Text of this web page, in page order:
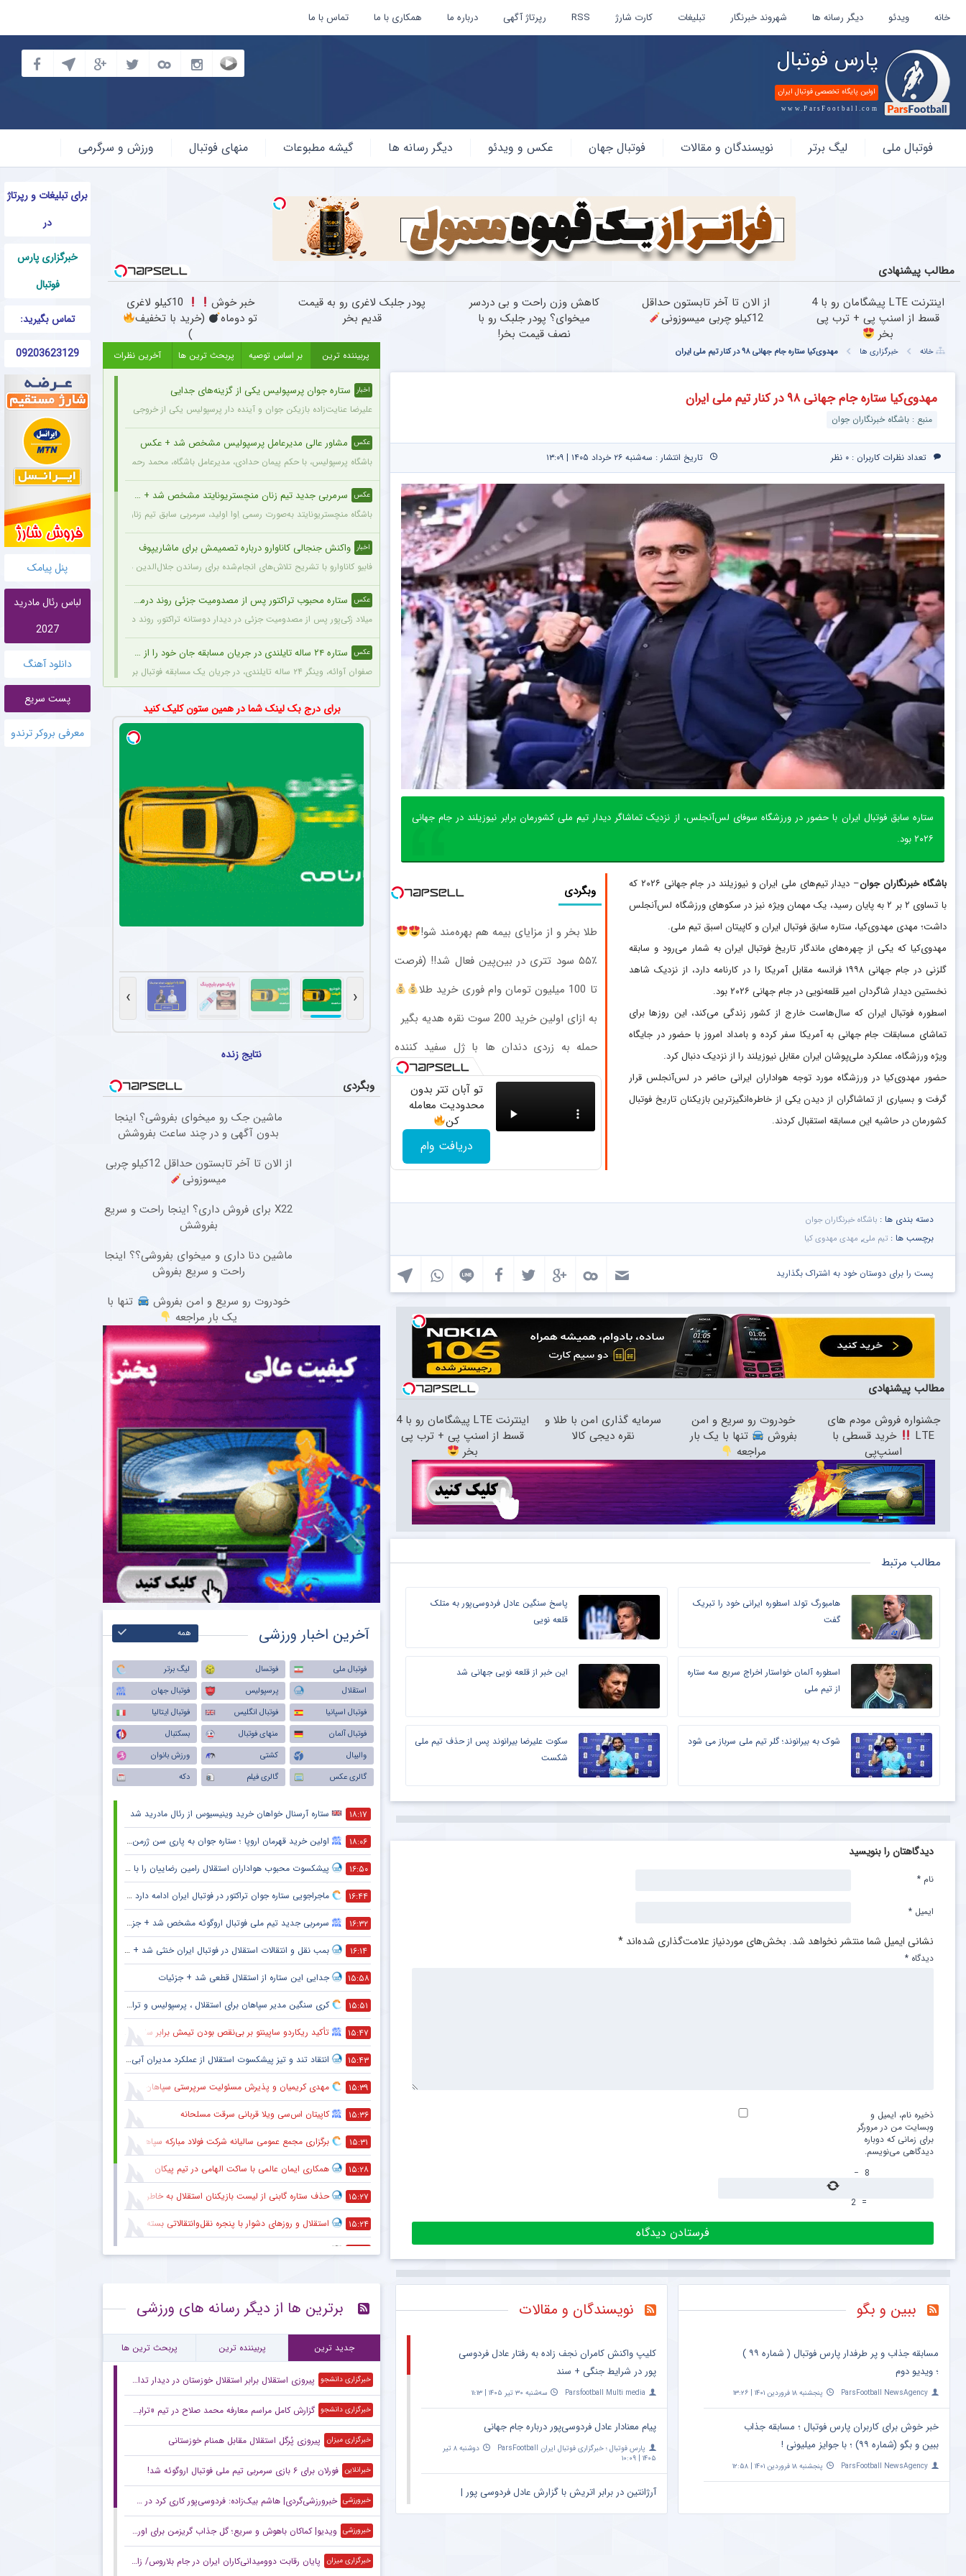
خانه ویدئو دیگر رسانه ها شهروند خبرنگار تبلیغات کارت شارژ RSS رپرتاژ آگهی درباره ما همکاری با ما تماس با ما
پارس فوتبال
اولین پایگاه تخصصی فوتبال ایران
www.ParsFootball.com
فوتبال
فوتبال ملی لیگ برتر نویسندگان و مقالات فوتبال جهان عکس و ویدئو دیگر رسانه ها گیشه مطبوعات منهای فوتبال ورزش و سرگرمی
برای تبلیغات و رپرتاژ
در
خبرگزاری پارس
فوتبال
تماس بگیرید:
09203623129
پنل پیامک
لباس رئال مادرید
2027
دانلود آهنگ
پست سریع
معرفی بروکر ترندو
مطالب پیشنهادی
اینترنت LTE پیشگامان رو با 4
قسط از اسنپ پی + ترب پی
بخر
از الان تا آخر تابستون حداقل
12کیلو چربی میسوزونی
کاهش وزن راحت و بی دردسر
میخوای؟ پودر جلبک رو با
نصف قیمت بخر!
پودر جلبک لاغری رو به قیمت
قدیم بخر
خبر خوش
10کیلو لاغری
تو دوماه
(خرید با تخفیف
)
خانه خبرگزاری ها مهدوی‌کیا ستاره جام جهانی ۹۸ در کنار تیم ملی ایران
مهدوی‌کیا ستاره جام جهانی ۹۸ در کنار تیم ملی ایران
منبع : باشگاه خبرنگاران جوان
تعداد نظرات کاربران : ۰ نظر تاریخ انتشار : سه‌شنبه ۲۶ خرداد ۱۴۰۵ | ۱۳:۰۹
ستاره سابق فوتبال ایران با حضور در ورزشگاه سوفای لس‌آنجلس، از نزدیک تماشاگر دیدار تیم ملی کشورمان برابر نیوزیلند در جام جهانی
۲۰۲۶ بود.
وبگردی
طلا بخر و از مزایای بیمه هم بهره‌مند شو!
۵۵٪ سود تتری در بین‌پین فعال شد!! (فرصت
تا 100 میلیون تومان وام فوری خرید طلا
به ازای اولین خرید 200 سوت نقره هدیه بگیر
حمله به زردی دندان ها با ژل سفید کننده
تو آبان تتر بدون
محدودیت معامله
کن
دریافت وام
باشگاه خبرنگاران جوان
– دیدار تیم‌های ملی ایران و نیوزیلند در جام جهانی ۲۰۲۶ که
با تساوی ۲ بر ۲ به پایان رسید، یک مهمان ویژه نیز در سکو‌های ورزشگاه لس‌آنجلس
داشت؛ مهدی مهدوی‌کیا، ستاره سابق فوتبال ایران و کاپیتان اسبق تیم ملی.
مهدوی‌کیا که یکی از چهره‌های ماندگار تاریخ فوتبال ایران به شمار می‌رود و سابقه
گلزنی در جام جهانی ۱۹۹۸ فرانسه مقابل آمریکا را در کارنامه دارد، از نزدیک شاهد
نخستین دیدار شاگردان امیر قلعه‌نویی در جام جهانی ۲۰۲۶ بود.
اسطوره فوتبال ایران که سال‌هاست خارج از کشور زندگی می‌کند، این روز‌ها برای
تماشای مسابقات جام جهانی به آمریکا سفر کرده و بامداد امروز با حضور در جایگاه
ویژه ورزشگاه، عملکرد ملی‌پوشان ایران مقابل نیوزیلند را از نزدیک دنبال کرد.
حضور مهدوی‌کیا در ورزشگاه مورد توجه هواداران ایرانی حاضر در لس‌آنجلس قرار
گرفت و بسیاری از تماشاگران از دیدن یکی از خاطره‌انگیزترین بازیکنان تاریخ فوتبال
کشورمان در حاشیه این مسابقه استقبال کردند.
دسته بندی ها : باشگاه خبرنگاران جوان
برچسب ها : تیم ملی, مهدی مهدوی کیا
پست را برای دوستان خود به اشتراک بگذارید
مطالب پیشنهادی
جشنواره فروش مودم های
LTE
خرید قسطی با
اسنپ‌پی
خودروت رو سریع و امن
بفروش
تنها با یک بار
مراجعه
سرمایه گذاری امن با طلا و
نقره دیجی کالا
اینترنت LTE پیشگامان رو با 4
قسط از اسنپ پی + ترب پی
بخر
مطالب مرتبط
هامبورگ تولد اسطوره ایرانی خود را تبریک
گفت
پاسخ سنگین عادل فردوسی‌پور به متلک
قلعه نویی
اسطوره آلمان خواستار اخراج سریع سه ستاره
از تیم ملی
این خبر از قلعه نویی جهانی شد
شوک به بیرانوند؛ گلر تیم ملی سرباز می شود
سکوت علیرضا بیرانوند پس از حذف تیم ملی
شکست
دیدگاهتان را بنویسید
نشانی ایمیل شما منتشر نخواهد شد. بخش‌های موردنیاز علامت‌گذاری شده‌اند *
دیدگاه *
نام *
ایمیل *
ذخیره نام، ایمیل و
وبسایت من در مرورگر
برای زمانی که دوباره
دیدگاهی می‌نویسم.
8
−
=
2
ببین و بگو
مسابقه جذاب و پر طرفدار پارس فوتبال ( شماره ۹۹ )
؛ ویدیو دوم
ParsFootball NewsAgency پنجشنبه ۱۸ فروردین ۱۴۰۱ | ۱۳:۲۶
خبر خوش برای کاربران پارس فوتبال ؛ مسابقه جذاب
ببین و بگو (شماره ۹۹) ؛ با جوایز میلیونی !
ParsFootball NewsAgency پنجشنبه ۱۸ فروردین ۱۴۰۱ | ۱۲:۵۸
نویسندگان و مقالات
کلیپ واکنش کامران نجف زاده به رفتار عادل فردوسی
پور در شرایط جنگی + سند
Parsfootball Multi media سه‌شنبه ۳۰ تیر ۱۴۰۵ | ۱۱:۱۳
پیام معنادار عادل فردوسی‌پور درباره جام جهانی
پارس فوتبال ؛ خبرگزاری فوتبال ایران ParsFootball
دوشنبه ۸ تیر
۱۴۰۵ | ۱۰:۰۹
آرژانتین در برابر اتریش با گزارش عادل فردوسی پور |
امشب ساعت ۲۰:۳۰ – پخش زنده در اپارات اسپرت
پربیننده ترین بر اساس توصیه پربحث ترین ها آخرین نظرات
اخبار ستاره جوان پرسپولیس یکی از گزینه‌های جدایی
علیرضا عنایت‌زاده بازیکن جوان و آینده دار پرسپولیس یکی از خروجی های احتمالی باشگاه به شمار می رود.
عکس مشاور عالی مدیرعامل پرسپولیس مشخص شد + عکس
باشگاه پرسپولیس، با حکم پیمان حدادی، مدیرعامل باشگاه، محمد رحمان سالاری به عنوان مشاور عالی
عکس سرمربی جدید تیم زنان منچستریونایتد مشخص شد + عکس
باشگاه منچستریونایتد به‌صورت رسمی اِوا اولید، سرمربی سابق تیم زنان هارتس، را به‌عنوان سرمربی جدید
اخبار واکنش جنجالی کاناوارو درباره تصمیمش برای ماشاریپوف
فابیو کاناوارو با تشریح تلاش‌های انجام‌شده برای رساندن جلال‌الدین ماشاریپوف به جام جهانی تأکید
عکس ستاره محبوب تراکتور پس از مصدومیت جزئی روند درمان را پشت سر گذاشت + عکس
میلاد زکی‌پور پس از مصدومیت جزئی در دیدار دوستانه تراکتور، روند درمان خود را پشت سر می‌گذارد و
عکس ستاره ۲۴ ساله تایلندی در جریان مسابقه جان خود را از دست داد + عکس
صفوان آوائه، وینگر ۲۴ ساله تایلندی، در جریان یک مسابقه فوتبال بر اثر برخورد صاعقه جان خود را از دست داد.
اختلاف مالی آنتونیو آدان با استقلال بر سر مطالبات
آنتونیو آدان، دروازه‌بان سابق استقلال، به دلیل اختلاف بر سر مبلغ مطالبات (۱۰۰ تا ۲۰۰ هزار یورو) قصد شکایت از باشگاه را دارد.
استقلال در حالی با پنجره نقل‌وانتقالاتی بسته روزهای دشواری را سپری می‌کند که در همین شرایط،
عکس رونمایی از شغل جدید مدیرعامل پرسپولیس + عکس
پیمان حدادی، مدیرعامل جوان باشگاه پرسپولیس، به عنوان سفیر افتخاری ورزش چوگان انتخاب شد.
سکوت فرهاد مجیدی در دبی و انتظار برای پیشنهاد جدید
فرهاد مجیدی در پنجاه‌سالگی، دور از هیاهوی فوتبال ایران، روزهای آرامی را در دبی سپری می‌کند و
سرمربی فصل گذشته سپاهان با تمدید یک فصل دیگر در این تیم ماند + عکس
بیان محمودی، سرمربی فصل گذشته سپاهان، با وجود شایعات حضور در پرسپولیس، قرارداد خود را برای
اخبار عملکرد تهاجمی پرسپولیس در پیش‌فصل لیگ برتر
مسعود محبی، مدافع جوان خیبر که در هفته‌های گذشته یکی از سوژه‌های نقل‌وانتقالات بود، پس از بازگشت
تکمیل کادرفنی پرسپولیس بدون حضور مربی جدید
به نظر می‌رسد که تیم فوتبال پرسپولیس در حالی وارد مسابقات لیگ برتر خواهد شد که مربی جدیدی به
برای درج بک لینک شما در همین ستون کلیک کنید
‹
›
نتایج زنده
وبگردی
ماشین جک رو میخوای بفروشی؟ اینجا
بدون آگهی و در چند ساعت بفروشش
از الان تا آخر تابستون حداقل 12کیلو چربی
میسوزونی
X22 برای فروش داری؟ اینجا راحت و سریع
بفروشش
ماشین دنا داری و میخوای بفروشی؟؟ اینجا
راحت و سریع بفروش
خودروت رو سریع و امن بفروش
تنها با
یک بار مراجعه
آخرین اخبار ورزشی همه
فوتبال ملی فوتسال
لیگ برتر
استقلال
پرسپولیس
فوتبال جهان
فوتبال اسپانیا
فوتبال انگلیس
فوتبال ایتالیا
فوتبال آلمان
منهای فوتبال
بسکتبال
والیبال
کشتی
ورزش بانوان
گالری عکس
گالری فیلم دکه
۱۸:۱۷ ستاره آرسنال خواهان خرید وینیسیوس از رئال مادرید شد
۱۸:۰۶ اولین خرید قهرمان اروپا ؛ ستاره جوان به پاری سن ژرمن می رود
۱۶:۵۰ پیشکسوت محبوب هواداران استقلال رامین رضاییان را با خاک یکسان کرد + جزئیات
۱۶:۴۴ ماجراجویی ستاره جوان تراکتور در فوتبال ایران ادامه دارد + جزئیات
۱۶:۳۲ سرمربی جدید تیم ملی فوتبال اروگوئه مشخص شد + جزئیات
۱۶:۱۴ بمب نقل و انتقالات استقلال در فوتبال ایران خنثی شد + جزئیات
۱۵:۵۸ جدایی این ستاره از استقلال قطعی شد + جزئیات
۱۵:۵۱ کری سنگین مدیر سپاهان برای استقلال ، پرسپولیس و تراکتور + جزئیات
۱۵:۴۷ تأکید ریکاردو ساپینتو بر بی‌نقص بودن تیمش برابر سالزبورگ
۱۵:۴۳ انتقاد تند و تیز پیشکسوت استقلال از عملکرد مدیران آبی + جزئیات
۱۵:۳۹ مهدی کریمیان و پذیرش مسئولیت سرپرستی سپاهان
۱۵:۳۶ کاپیتان اس‌سی ویلا قربانی سرقت مسلحانه
۱۵:۳۱ برگزاری مجمع عمومی سالیانه شرکت فولاد مبارکه سپاهان
۱۵:۲۸ همکاری ایمان عالمی با ساکت الهامی در تیم پیکان
۱۵:۲۷ حذف ستاره گابنی از لیست بازیکنان استقلال به خاطر محدودیت نقل‌وانتقالاتی
۱۵:۲۴ استقلال و روزهای دشوار با پنجره نقل‌وانتقالاتی بسته
۱۲:۲۷
۱۰:۱۱ ستاره ۲۷ ساله نساجی به خیبر خرم‌آباد پیوست
۱۰:۰۲ واکنش جنجالی کاناوارو درباره تصمیمش برای ماشاریپوف
برترین ها از دیگر رسانه های ورزشی
جدید ترین پربیننده ترین پربحث ترین ها
خبرگزاری دانشجو پیروزی استقلال برابر استقلال خوزستان در دیدار تدارکاتی
خبرگزاری دانشجو گزارش کامل مراسم معارفه محمد صلاح در تیم «ترابزون‌اسپور» ترکیه + فیلم
خبرگزاری میزان پیروزی پُرگل استقلال مقابل همنام خوزستانی
خبرانلاین فورلان برای ۶ بازی سرمربی تیم ملی فوتبال اروگوئه شد!
خبرورزشی خبرورزشی‌گردی| هاشم بیک‌زاده: فردوسی‌پور کاری کرد در خیابان مسخره‌ام کنند/ چهره خوبی دارم و می‌خواهم از فوتبال به سینما بروم!
خبرورزشی ویدیو| کماکان باهوش و سریع؛ گل جذاب گریزمن برای اورلاندو
خبرگزاری میزان پایان رقابت دوومیدانی‌کاران ایران در جام بلاروس/ زارعی برترین ورزشکار جام شد